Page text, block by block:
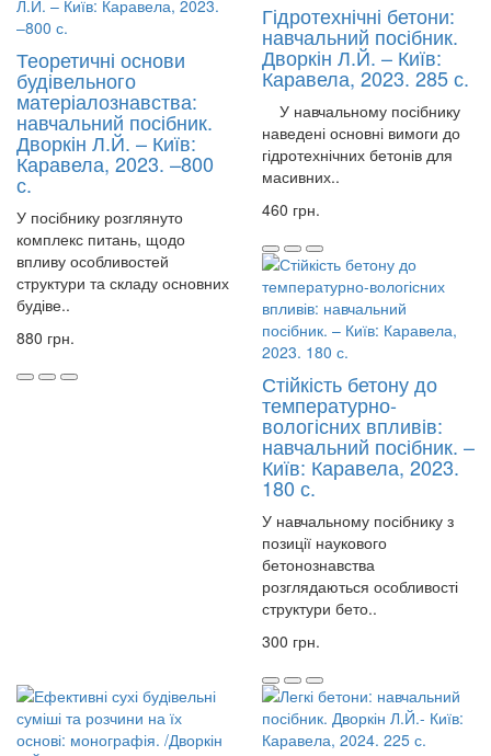
Теоретичні основи
будівельного
матеріалознавства:
навчальний посібник.
Дворкін Л.Й. – Київ:
Каравела, 2023. –800
с.
У посібнику розглянуто
комплекс питань, щодо
впливу особливостей
структури та складу основних
будіве..
880 грн.
Гідротехнічні бетони:
навчальний посібник.
Дворкін Л.Й. – Київ:
Каравела, 2023. 285 с.
У навчальному посібнику
наведені основні вимоги до
гідротехнічних бетонів для
масивних..
460 грн.
Стійкість бетону до
температурно-
вологісних впливів:
навчальний посібник. –
Київ: Каравела, 2023.
180 с.
У навчальному посібнику з
позиції наукового
бетонознавства
розглядаються особливості
структури бето..
300 грн.